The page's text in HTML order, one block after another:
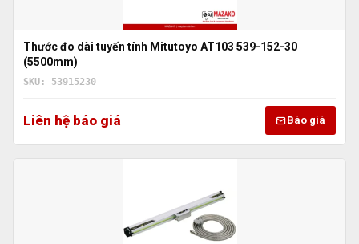
Thước đo dài tuyến tính Mitutoyo AT103 539-152-30
(5500mm)
SKU: 53915230
Liên hệ báo giá Báo giá